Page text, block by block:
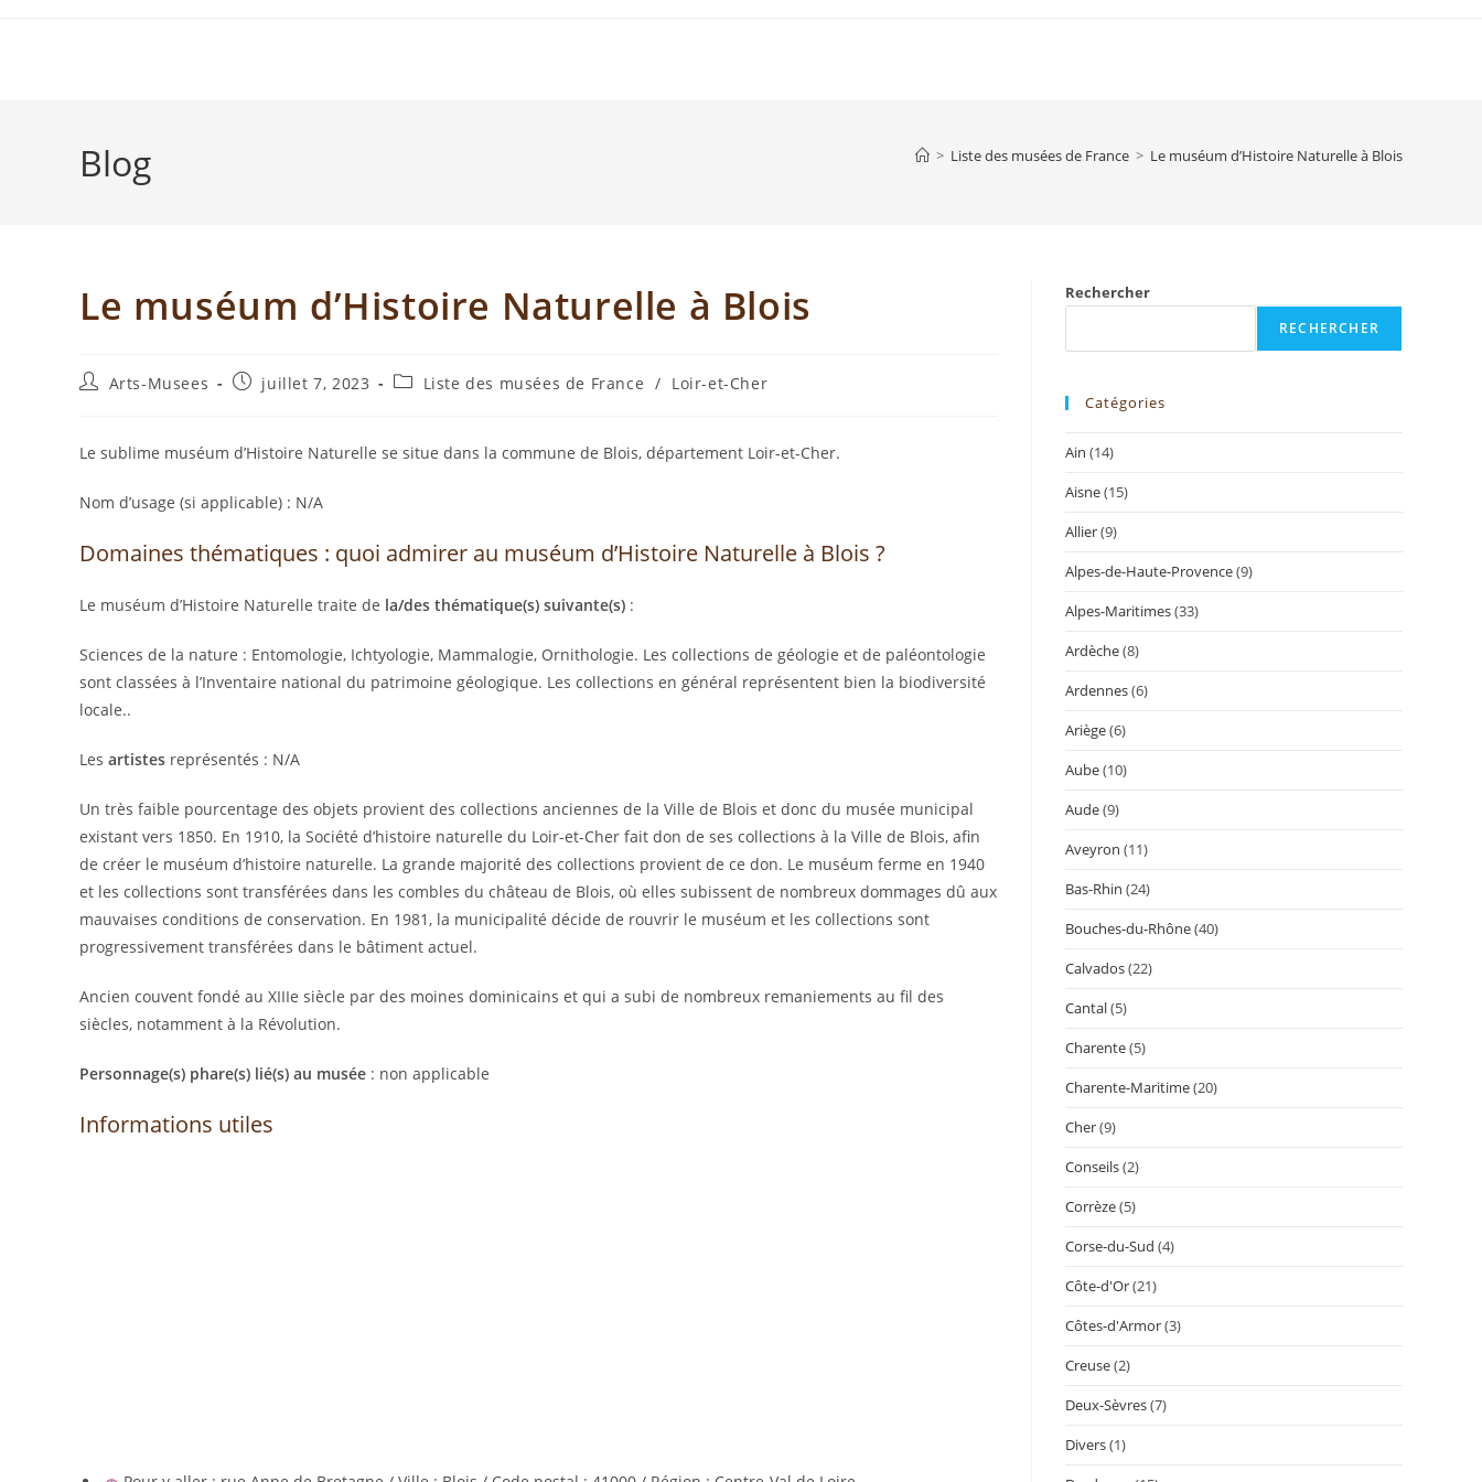
Blog > Liste des musées de France > Le muséum d’Histoire Naturelle à Blois
Le muséum d’Histoire Naturelle à Blois
Arts-Musees juillet 7, 2023 Liste des musées de France / Loir-et-Cher
Le sublime muséum d’Histoire Naturelle se situe dans la commune de Blois, département Loir-et-Cher.
Nom d’usage (si applicable) : N/A
Domaines thématiques : quoi admirer au muséum d’Histoire Naturelle à Blois ?
Le muséum d’Histoire Naturelle traite de la/des thématique(s) suivante(s) :
Sciences de la nature : Entomologie, Ichtyologie, Mammalogie, Ornithologie. Les collections de géologie et de paléontologie
sont classées à l’Inventaire national du patrimoine géologique. Les collections en général représentent bien la biodiversité
locale..
Les artistes représentés : N/A
Un très faible pourcentage des objets provient des collections anciennes de la Ville de Blois et donc du musée municipal
existant vers 1850. En 1910, la Société d’histoire naturelle du Loir-et-Cher fait don de ses collections à la Ville de Blois, afin
de créer le muséum d’histoire naturelle. La grande majorité des collections provient de ce don. Le muséum ferme en 1940
et les collections sont transférées dans les combles du château de Blois, où elles subissent de nombreux dommages dû aux
mauvaises conditions de conservation. En 1981, la municipalité décide de rouvrir le muséum et les collections sont
progressivement transférées dans le bâtiment actuel.
Ancien couvent fondé au XIIIe siècle par des moines dominicains et qui a subi de nombreux remaniements au fil des
siècles, notamment à la Révolution.
Personnage(s) phare(s) lié(s) au musée : non applicable
Informations utiles
Rechercher
RECHERCHER
Catégories
Ain (14)
Aisne(15)
Allier(9)
Alpes-de-Haute-Provence(9)
Alpes-Maritimes(33)
Ardèche(8)
Ardennes(6)
Ariège(6)
Aube(10)
Aude(9)
Aveyron (11)
Bas-Rhin (24)
Bouches-du-Rhône(40)
Calvados(22)
Cantal(5)
Charente(5)
Charente-Maritime(20)
Cher(9)
Conseils(2)
Corrèze(5)
Corse-du-Sud (4)
Côte-d'Or(21)
Côtes-d'Armor(3)
Creuse(2)
Deux-Sèvres(7)
Divers(1)